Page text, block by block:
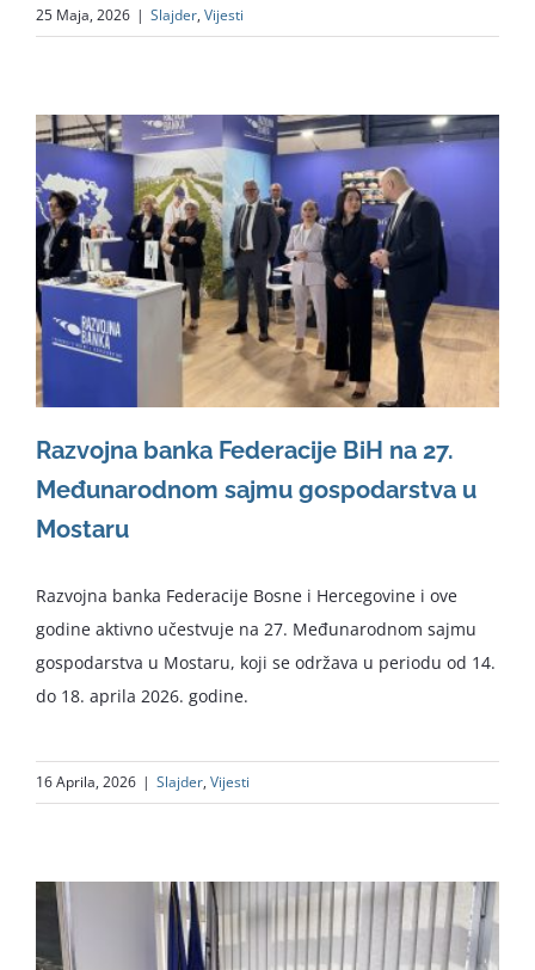
25 Maja, 2026 | Slajder, Vijesti
Razvojna banka Federacije BiH na 27.
Međunarodnom sajmu gospodarstva u
Mostaru
Razvojna banka Federacije Bosne i Hercegovine i ove
godine aktivno učestvuje na 27. Međunarodnom sajmu
gospodarstva u Mostaru, koji se održava u periodu od 14.
do 18. aprila 2026. godine.
16 Aprila, 2026 | Slajder, Vijesti